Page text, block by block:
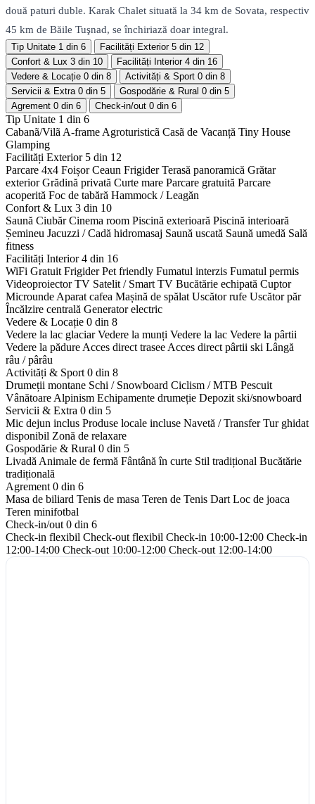
două paturi duble. Karak Chalet situată la 34 km de Sovata, respectiv
45 km de Băile Tuşnad, se închiriază doar integral.
Tip Unitate 1 din 6 Facilități Exterior 5 din 12
Confort & Lux 3 din 10 Facilități Interior 4 din 16
Vedere & Locație 0 din 8 Activități & Sport 0 din 8
Servicii & Extra 0 din 5 Gospodărie & Rural 0 din 5
Agrement 0 din 6 Check-in/out 0 din 6
Tip Unitate 1 din 6
Cabanã/Vilã A-frame Agroturisticã Casã de Vacanță Tiny House
Glamping
Facilități Exterior 5 din 12
Parcare 4x4 Foișor Ceaun Frigider Terasă panoramică Grătar
exterior Grădină privată Curte mare Parcare gratuită Parcare
acoperită Foc de tabără Hammock / Leagăn
Confort & Lux 3 din 10
Saună Ciubăr Cinema room Piscină exterioară Piscină interioară
Șemineu Jacuzzi / Cadă hidromasaj Saună uscată Saună umedă Sală
fitness
Facilități Interior4 din 16
WiFi Gratuit Frigider Pet friendly Fumatul interzis Fumatul permis
Videoproiector TV Satelit / Smart TV Bucătărie echipată Cuptor
Microunde Aparat cafea Mașină de spălat Uscător rufe Uscător păr
Încălzire centrală Generator electric
Vedere & Locație 0 din 8
Vedere la lac glaciar Vedere la munți Vedere la lac Vedere la pârtii
Vedere la pădure Acces direct trasee Acces direct pârtii ski Lângă
râu / pârâu
Activități & Sport 0 din 8
Drumeții montane Schi / Snowboard Ciclism / MTB Pescuit
Vânătoare Alpinism Echipamente drumeție Depozit ski/snowboard
Servicii & Extra 0 din 5
Mic dejun inclus Produse locale incluse Navetă / Transfer Tur ghidat
disponibil Zonă de relaxare
Gospodărie & Rural 0 din 5
Livadă Animale de fermă Fântână în curte Stil tradițional Bucătărie
tradițională
Agrement 0 din 6
Masa de biliard Tenis de masa Teren de Tenis Dart Loc de joaca
Teren minifotbal
Check-in/out 0 din 6
Check-in flexibil Check-out flexibil Check-in 10:00-12:00 Check-in
12:00-14:00 Check-out 10:00-12:00 Check-out 12:00-14:00